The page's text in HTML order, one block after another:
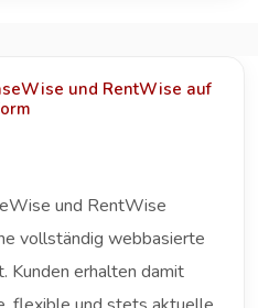
und RentWise auf
und RentWise
vollständig webbasierte
erhalten damit